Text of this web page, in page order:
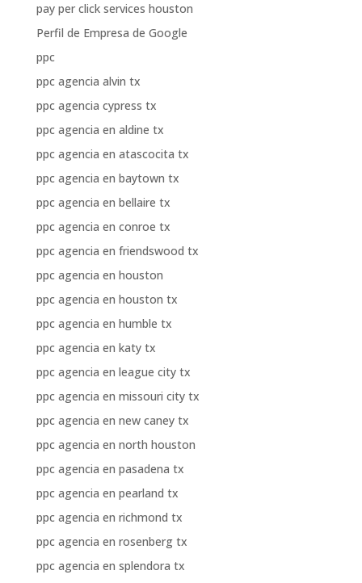
pay per click services houston
Perfil de Empresa de Google
ppc
ppc agencia alvin tx
ppc agencia cypress tx
ppc agencia en aldine tx
ppc agencia en atascocita tx
ppc agencia en baytown tx
ppc agencia en bellaire tx
ppc agencia en conroe tx
ppc agencia en friendswood tx
ppc agencia en houston
ppc agencia en houston tx
ppc agencia en humble tx
ppc agencia en katy tx
ppc agencia en league city tx
ppc agencia en missouri city tx
ppc agencia en new caney tx
ppc agencia en north houston
ppc agencia en pasadena tx
ppc agencia en pearland tx
ppc agencia en richmond tx
ppc agencia en rosenberg tx
ppc agencia en splendora tx